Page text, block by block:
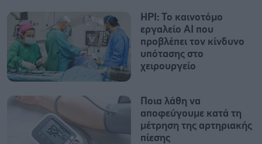
ΗΡΙ: Το καινοτόμο
εργαλείο ΑΙ που
προβλέπει τον κίνδυνο
υπότασης στο
χειρουργείο
Ποια λάθη να
αποφεύγουμε κατά τη
μέτρηση της αρτηριακής
πίεσης